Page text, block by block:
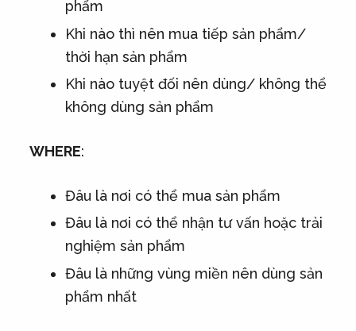
phẩm
Khi nào thì nên mua tiếp sản phẩm/
thời hạn sản phẩm
Khi nào tuyệt đối nên dùng/ không thể
không dùng sản phẩm
WHERE:
Đâu là nơi có thể mua sản phẩm
Đâu là nơi có thể nhận tư vấn hoặc trải
nghiệm sản phẩm
Đâu là những vùng miền nên dùng sản
phẩm nhất